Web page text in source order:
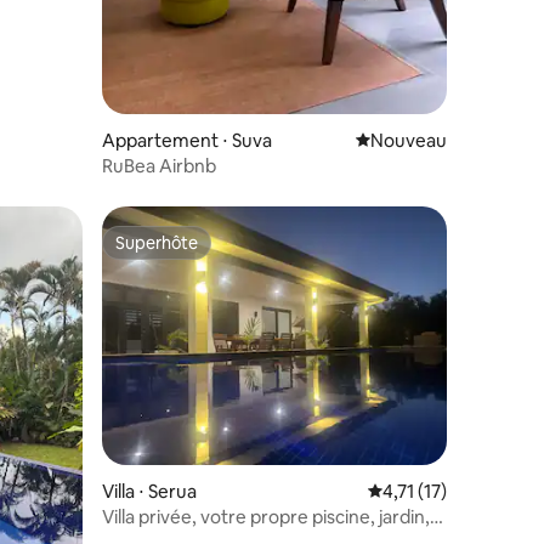
Appartement ⋅ Suva Nouvel hébergement
Nouveau
RuBea Airbnb
: 4,96 sur 5
Superhôte
Superhôte
Villa ⋅ Serua Évaluation moyenne
4,71 (17)
Villa privée, votre propre piscine, jardin,